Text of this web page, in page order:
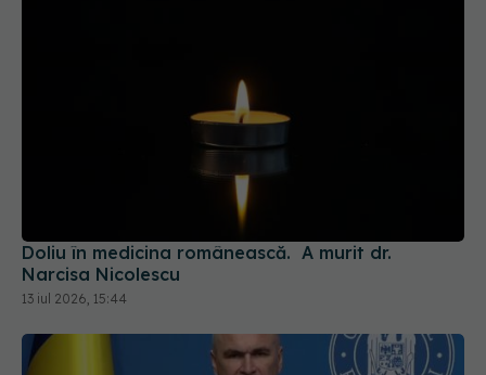
Doliu în medicina românească. A murit dr.
Narcisa Nicolescu
13 iul 2026, 15:44